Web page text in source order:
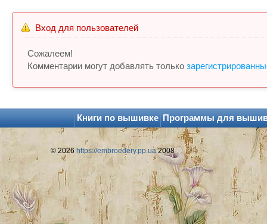
Вход для пользователей
Сожалеем!
Комментарии могут добавлять только
Книги по вышивке Программы для
© 2026 https://embroedery.pp.ua2008